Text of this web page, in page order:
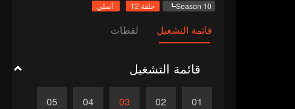
Season 10 حلقة 12 أصلي
قائمة التشغيل لقطات
قائمة التشغيل
01
02
03
04
05